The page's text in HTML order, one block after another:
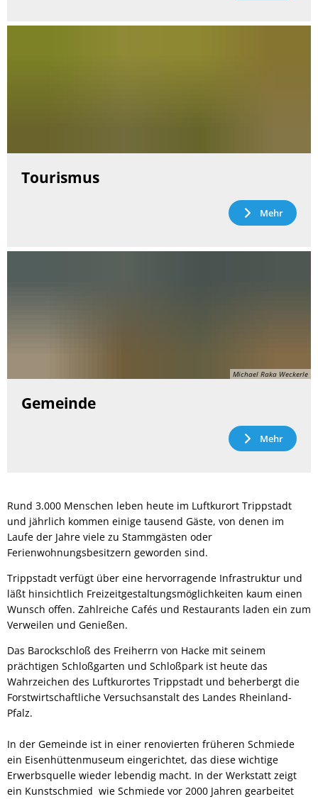
Tourismus
Mehr
Michael Raka Weckerle
Gemeinde
Mehr
Rund 3.000 Menschen leben heute im Luftkurort Trippstadt
und jährlich kommen einige tausend Gäste, von denen im
Laufe der Jahre viele zu Stammgästen oder
Ferienwohnungsbesitzern geworden sind.
Trippstadt verfügt über eine hervorragende Infrastruktur und
läßt hinsichtlich Freizeitgestaltungsmöglichkeiten kaum einen
Wunsch offen. Zahlreiche Cafés und Restaurants laden ein zum
Verweilen und Genießen.
Das Barockschloß des Freiherrn von Hacke mit seinem
prächtigen Schloßgarten und Schloßpark ist heute das
Wahrzeichen des Luftkurortes Trippstadt und beherbergt die
Forstwirtschaftliche Versuchsanstalt des Landes Rheinland-
Pfalz.
In der Gemeinde ist in einer renovierten früheren Schmiede
ein Eisenhüttenmuseum eingerichtet, das diese wichtige
Erwerbsquelle wieder lebendig macht. In der Werkstatt zeigt
ein Kunstschmied wie Schmiede vor 2000 Jahren gearbeitet